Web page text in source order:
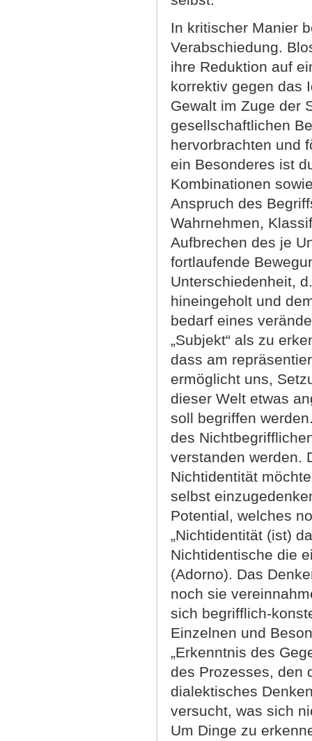
In kritischer Manier
Verabschiedung.
ihre Reduktion auf
korrektiv gegen das
Gewalt im Zuge der
gesellschaftlichen
hervorbrachten und
ein Besonderes ist
Kombinationen
Anspruch des
Wahrnehmen,
Aufbrechen des je
fortlaufende
Unterschiedenheit,
hineingeholt und
bedarf eines
„Subjekt“ als zu
dass am
ermöglicht uns,
dieser Welt etwas
soll begriffen
des
verstanden werden.
Nichtidentität
selbst
Potential, welches
„Nichtidentität (ist)
Nichtidentische die
(Adorno). Das
noch sie
sich begrifflich-
Einzelnen und
„Erkenntnis des
des Prozesses, den
dialektisches
versucht, was sich
Um Dinge zu